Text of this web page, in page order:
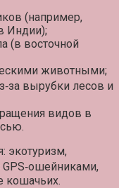
(например,
Индии);
(в восточной
животными;
вырубки лесов и
видов в
кошачьих.